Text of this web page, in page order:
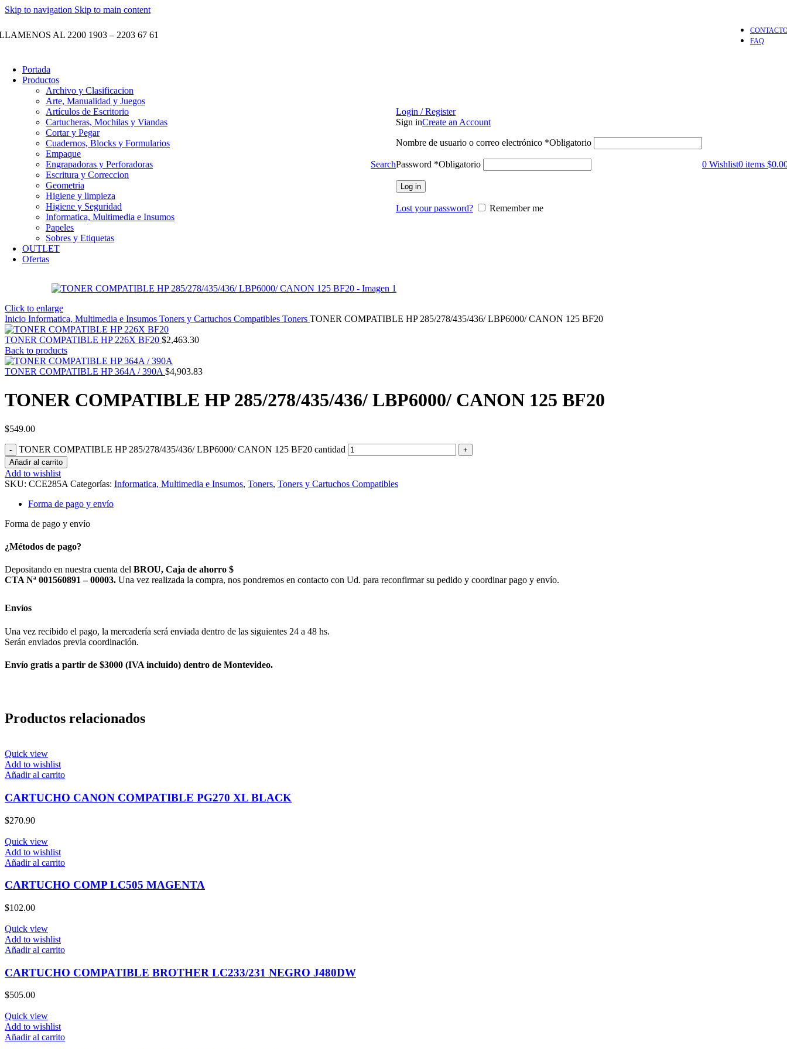
Skip to navigation Skip to main content
AL 2200 1903 – 2203 67 61
FAQ
Portada
Productos
Archivo y Clasificacion
Arte, Manualidad y Juegos
Artículos de Escritorio
Cartucheras, Mochilas y Viandas
Cortar y Pegar
Cuadernos, Blocks y Formularios
Empaque
Engrapadoras y Perforadoras
Escritura y Correccion
Geometria
Higiene y limpieza
Higiene y Seguridad
Informatica, Multimedia e Insumos
Papeles
Sobres y Etiquetas
OUTLET
Ofertas
Search
Login / Register
Sign inCreate an Account
Nombre de usuario o correo electrónico *Obligatorio
Password *Obligatorio
Log in
Lost your password? Remember me
0 Wishlist0 items $
Click to enlarge
Inicio Informatica, Multimedia e Insumos Toners y Cartuchos Compatibles Toners TONER COMPATIBLE HP 285/278/435/436/ LBP6000/ CANON 125 BF20
TONER COMPATIBLE HP 226X BF20 $2,463.30
Back to products
TONER COMPATIBLE HP 364A / 390A $4,903.83
TONER COMPATIBLE HP 285/278/435/436/ LBP6000/ CANON 125 BF20
$549.00
TONER COMPATIBLE HP 285/278/435/436/ LBP6000/ CANON 125 BF20 cantidad
Añadir al carrito
Add to wishlist
SKU: CCE285A Categorías: Informatica, Multimedia e Insumos, Toners, Toners y Cartuchos Compatibles
Forma de pago y envío
Forma de pago y envío
¿Métodos de pago?
Depositando en nuestra cuenta del BROU, Caja de ahorro $
CTA Nª 001560891 – 00003. Una vez realizada la compra, nos pondremos en contacto con Ud. para reconfirmar su pedido y coordinar pago y envío.
Envíos
Una vez recibido el pago, la mercadería será enviada dentro de las siguientes 24 a 48 hs.
Serán enviados previa coordinación.
Envío gratis a partir de $3000 (IVA incluido) dentro de Montevideo.
Productos relacionados
Quick view
Add to wishlist
Añadir al carrito
CARTUCHO CANON COMPATIBLE PG270 XL BLACK
$270.90
Quick view
Add to wishlist
Añadir al carrito
CARTUCHO COMP LC505 MAGENTA
$102.00
Quick view
Add to wishlist
Añadir al carrito
CARTUCHO COMPATIBLE BROTHER LC233/231 NEGRO J480DW
$505.00
Quick view
Add to wishlist
Añadir al carrito